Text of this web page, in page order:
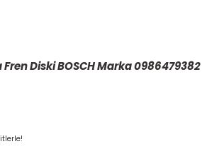
Diski BOSCH Marka 0986479382